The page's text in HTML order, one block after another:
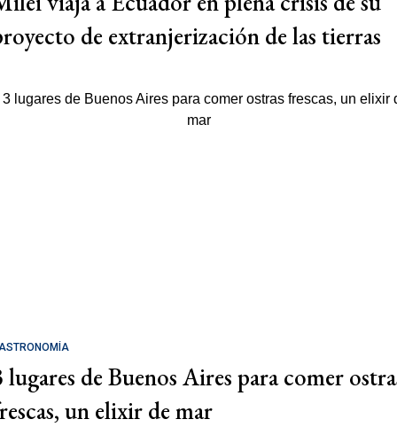
de extranjerización de las tierras
lugares de Buenos Aires para comer
un elixir de mar